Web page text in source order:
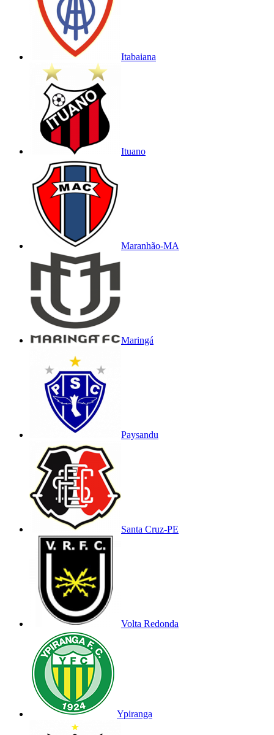
Itabaiana
Ituano
Maranhão-MA
Maringá
Paysandu
Santa Cruz-PE
Volta Redonda
Ypiranga